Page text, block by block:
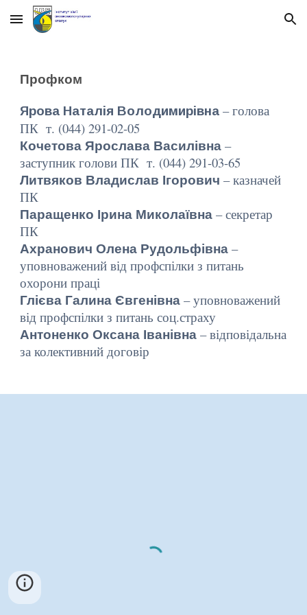
Skip to main content Skip to navigation
Профком
Ярова Наталія Володимирівна – голова
ПК т. (044) 291-02-05
Кочетова Ярослава Василівна –
заступник голови ПК т. (044) 291-03-65
Литвяков Владислав Ігорович – казначей
ПК
Паращенко Ірина Миколаївна – секретар
ПК
Ахранович Олена Рудольфівна –
уповноважений від профспілки з питань
охорони праці
Глієва Галина Євгенівна – уповноважений
від профспілки з питань соц.страху
Антоненко Оксана Іванівна – відповідальна
за колективний договір